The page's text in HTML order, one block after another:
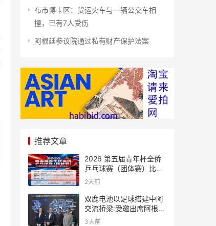
布市博卡区：货运火车与一辆公交车相
撞，已有7人受伤
阿根廷参议院通过私有财产保护法案
推荐文章
2026 第五届青年杯全侨
乒乓球赛（团体赛）比赛
规则
2天前
双鹿电池以足球搭建中阿
交流桥梁:受邀出席阿根廷
足协赞助商招待会！
3天前